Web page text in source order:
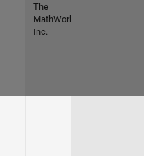
The
MathWorks,
Inc.